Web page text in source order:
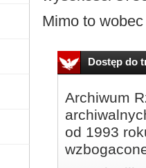
Mimo to
Dostęp do
Archiwum
od 1993